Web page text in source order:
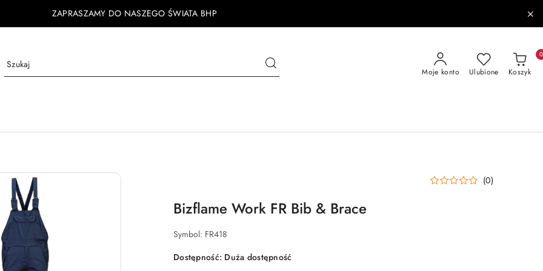
ZAPRASZAMY DO NASZEGO ŚWIATA BHP
Moje konto Ulubione Koszyk
0
(0)
Bizflame Work FR Bib & Brace
Symbol: FR418
Dostępność: Duża dostępność